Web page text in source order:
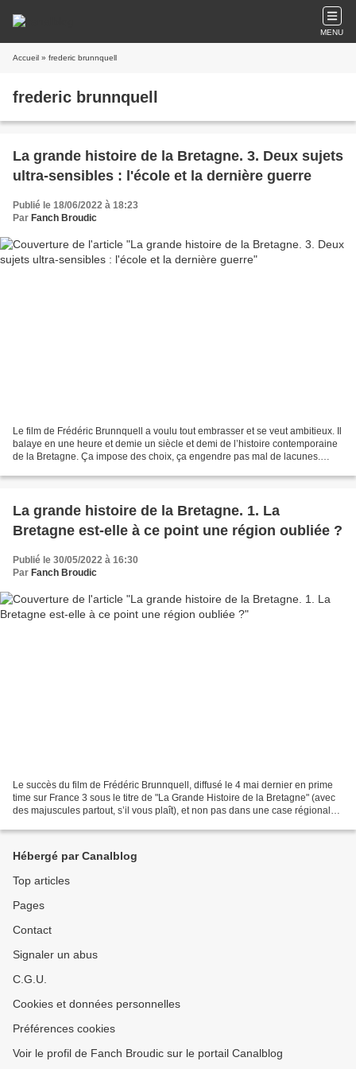
MENU
Accueil » frederic brunnquell
frederic brunnquell
La grande histoire de la Bretagne. 3. Deux sujets
ultra-sensibles : l'école et la dernière guerre
Publié le 18/06/2022 à 18:23
Par Fanch Broudic
Le film de Frédéric Brunnquell a voulu tout embrasser et se veut ambitieux. Il
balaye en une heure et demie un siècle et demi de l’histoire contemporaine
de la Bretagne. Ça impose des choix, ça engendre pas mal de lacunes.
La grande histoire de la Bretagne. 1. La
Bretagne est-elle à ce point une région oubliée ?
Publié le 30/05/2022 à 16:30
Par Fanch Broudic
Le succès du film de Frédéric Brunnquell, diffusé le 4 mai dernier en prime
time sur France 3 sous le titre de "La Grande Histoire de la Bretagne" (avec
des majuscules partout, s’il vous plaît), et non pas dans une case régionale,
Hébergé par Canalblog
Top articles
Pages
Contact
Signaler un abus
C.G.U.
Cookies et données personnelles
Préférences cookies
Voir le profil de Fanch Broudic sur le portail Canalblog